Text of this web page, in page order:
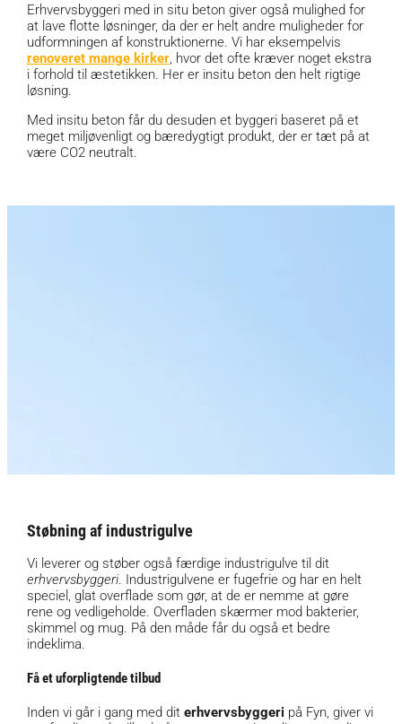
Erhvervsbyggeri med in situ beton giver også mulighed for
at lave flotte løsninger, da der er helt andre muligheder for
udformningen af konstruktionerne. Vi har eksempelvis
renoveret mange kirker, hvor det ofte kræver noget ekstra
i forhold til æstetikken. Her er insitu beton den helt rigtige
løsning.
Med insitu beton får du desuden et byggeri baseret på et
meget miljøvenligt og bæredygtigt produkt, der er tæt på at
være CO2 neutralt.
Støbning af industrigulve
Vi leverer og støber også færdige industrigulve til dit
erhvervsbyggeri. Industrigulvene er fugefrie og har en helt
speciel, glat overflade som gør, at de er nemme at gøre
rene og vedligeholde. Overfladen skærmer mod bakterier,
skimmel og mug. På den måde får du også et bedre
indeklima.
Få et uforpligtende tilbud
Inden vi går i gang med dit erhvervsbyggeri på Fyn, giver vi